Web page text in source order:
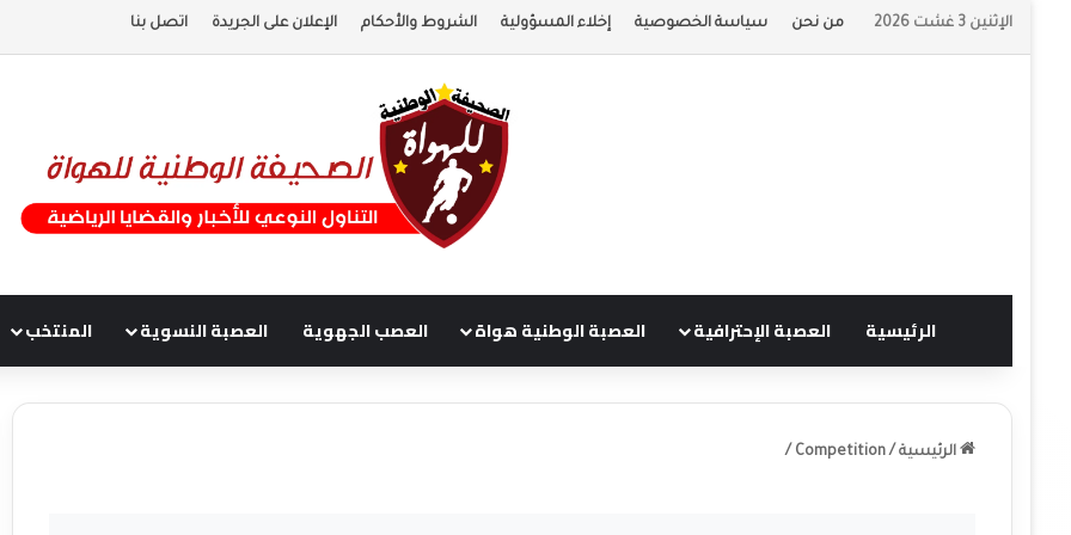
الإثنين 3 غشت 2026 من نحن سياسة الخصوصية إخلاء المسؤولية الشروط والأحكام الإعلان على الجريدة اتصل بنا
الرئيسية العصبة الإحترافية العصبة الوطنية هواة العصب الجهوية العصبة النسوية المنتخب
الرئيسية /
Competition
/